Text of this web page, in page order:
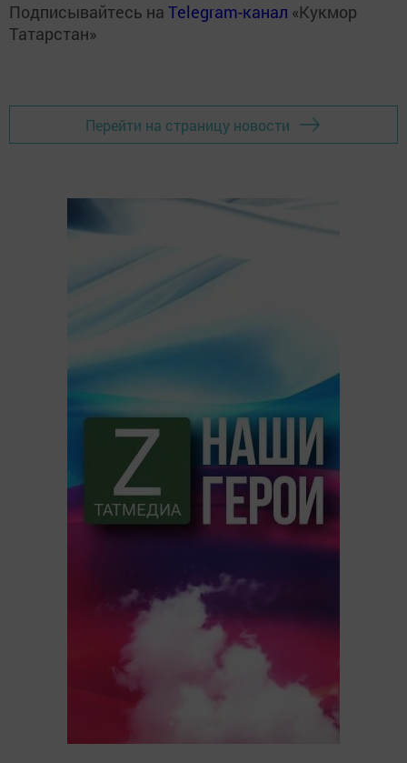
Подписывайтесь на Telegram-канал «Кукмор
Татарстан»
Перейти на страницу новости